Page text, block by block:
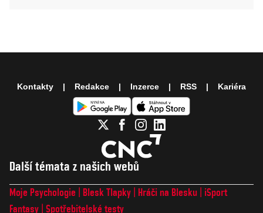
Další témata z našich webů
Moje Psychologie Blesk Tlapky Hráči na Blesku
iSport
Fantasy Spotřebitelské testy
Kontakty Redakce Inzerce RSS Kariéra